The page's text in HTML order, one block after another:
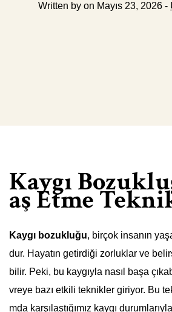
Written by on Mayıs 23, 2026 -
Kaygı
aş Etme
Kaygı bozukluğu, birçok insanın
dur. Hayatın getirdiği zorluklar ve
bilir. Peki, bu kaygıyla nasıl başa
vreye bazı etkili teknikler giriyor. Bu
mda karşılaştığımız kaygı